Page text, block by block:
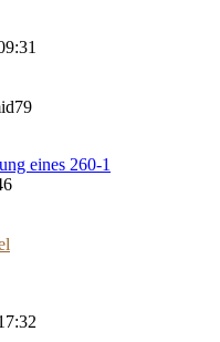
eines 260-1